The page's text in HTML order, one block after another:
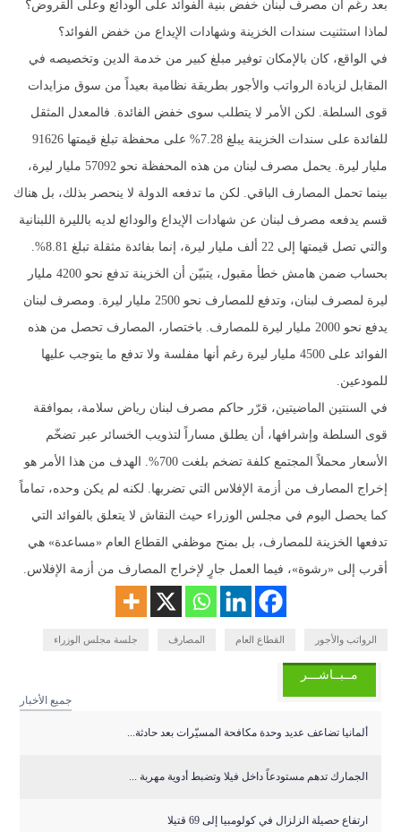
بعد رغم أن مصرف لبنان خفض بنية الفوائد على الودائع وعلى القروض؟
لماذا استثنيت سندات الخزينة وشهادات الإيداع من خفض الفوائد؟
في الواقع، كان بالإمكان توفير مبلغ كبير من خدمة الدين وتخصيصه في
المقابل لزيادة الرواتب والأجور بطريقة نظامية بعيداً من سوق مزايدات
قوى السلطة. لكن الأمر لا يتطلب سوى خفض الفائدة. فالمعدل المثقل
للفائدة على سندات الخزينة يبلغ 7.28% على محفظة تبلغ قيمتها 91626
مليار ليرة. يحمل مصرف لبنان من هذه المحفظة نحو 57092 مليار ليرة،
بينما تحمل المصارف الباقي. لكن ما تدفعه الدولة لا ينحصر بذلك، بل هناك
قسم يدفعه مصرف لبنان عن شهادات الإيداع والودائع لديه بالليرة اللبنانية
والتي تصل قيمتها إلى 22 ألف مليار ليرة، إنما بفائدة مثقلة تبلغ 8.81%.
بحساب ضمن هامش خطأ مقبول، يتبيّن أن الخزينة تدفع نحو 4200 مليار
ليرة لمصرف لبنان، وتدفع للمصارف نحو 2500 مليار ليرة. ومصرف لبنان
يدفع نحو 2000 مليار ليرة للمصارف. باختصار، المصارف تحصل من هذه
الفوائد على 4500 مليار ليرة رغم أنها مفلسة ولا تدفع ما يتوجب عليها
للمودعين.
في السنتين الماضيتين، قرّر حاكم مصرف لبنان رياض سلامة، بموافقة
قوى السلطة وإشرافها، أن يطلق مساراً لتذويب الخسائر عبر تضخّم
الأسعار محملاً المجتمع كلفة تضخم بلغت 700%. الهدف من هذا الأمر هو
إخراج المصارف من أزمة الإفلاس التي تضربها. لكنه لم يكن وحده، تماماً
كما يحصل اليوم في مجلس الوزراء حيث النقاش لا يتعلق بالفوائد التي
تدفعها الخزينة للمصارف، بل بمنح موظفي القطاع العام «مساعدة» هي
أقرب إلى «رشوة»، فيما العمل جارٍ لإخراج المصارف من أزمة الإفلاس.
الرواتب والأجور القطاع العام المصارف جلسة مجلس الوزراء
مــبــاشـــر
جميع الأخبار
ألمانيا تضاعف عديد وحدة مكافحة المسيّرات بعد حادثة...
الجمارك تدهم مستودعاً داخل فيلا وتضبط أدوية مهربة ...
ارتفاع حصيلة الزلزال في كولومبيا إلى 69 قتيلا